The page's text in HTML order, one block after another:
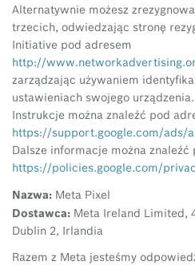
Alternatywnie możesz
trzecich, odwiedzając stronę
Initiative pod adresem
http://
zarządzając używaniem
ustawieniach swojego urządzenia.
Instrukcje można znaleźć pod
https://support.google.com/ads/
Dalsze informacje można znaleźć
https://policies.google.com/
Nazwa: Meta Pixel
Dostawca: Meta Ireland Limited,
Dublin 2, Irlandia
Razem z Meta jesteśmy